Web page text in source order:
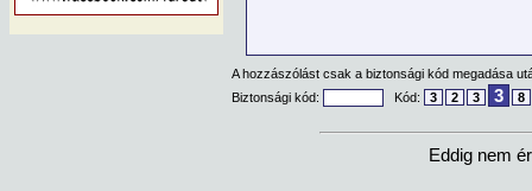
A hozzászólást csak a biztonsági kód megadása
Biztonsági kód:
Kód: 3 2 3 3 8
Eddig nem